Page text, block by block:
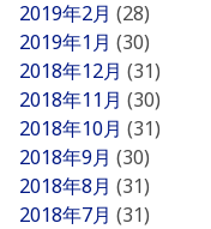
2019年2月 (28)
2019年1月 (30)
2018年12月 (31)
2018年11月 (30)
2018年10月 (31)
2018年9月 (30)
2018年8月 (31)
2018年7月 (31)